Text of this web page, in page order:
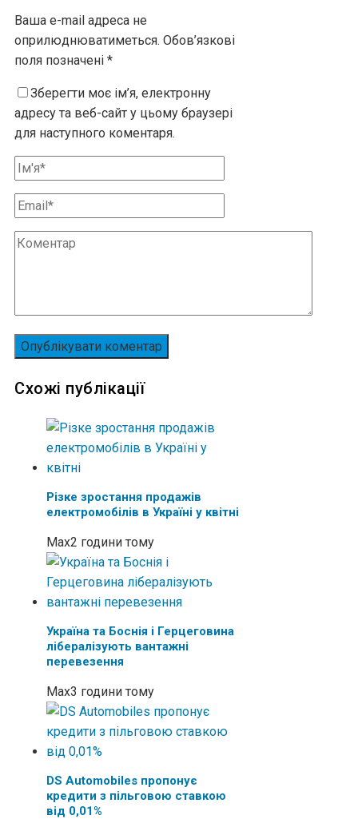
Ваша e-mail адреса не
оприлюднюватиметься. Обов’язкові
поля позначені *
Зберегти моє ім’я, електронну
адресу та веб-сайт у цьому браузері
для наступного коментаря.
Схожі публікації
Різке зростання продажів
електромобілів в Україні у квітні
Max2 години тому
Україна та Боснія і Герцеговина
лібералізують вантажні
перевезення
Max3 години тому
DS Automobiles пропонує
кредити з пільговою ставкою
від 0,01%